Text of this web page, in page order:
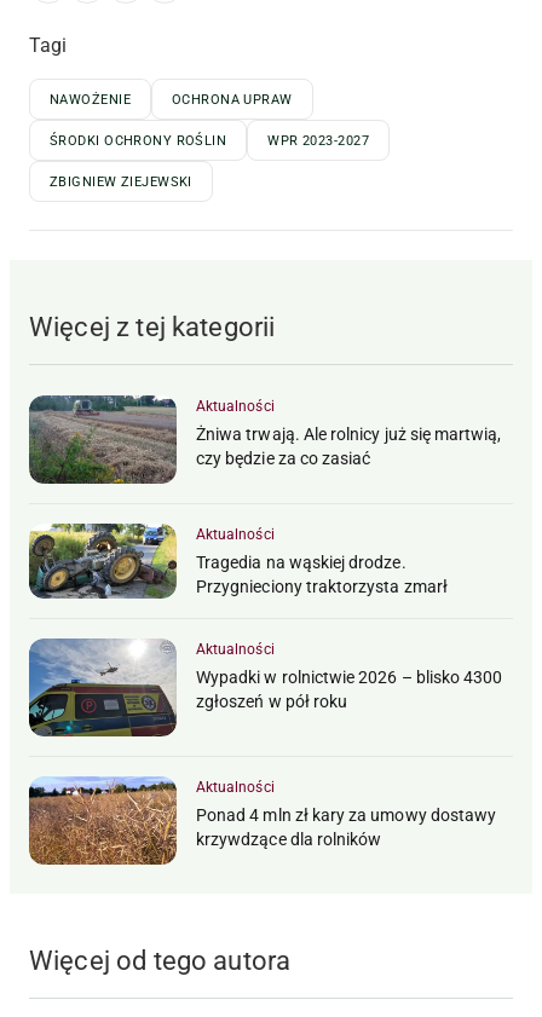
Tagi
NAWOŻENIE OCHRONA UPRAW
ŚRODKI OCHRONY ROŚLIN WPR 2023-2027
ZBIGNIEW ZIEJEWSKI
Więcej z tej kategorii
Aktualności
Żniwa trwają. Ale rolnicy już się martwią,
czy będzie za co zasiać
Aktualności
Tragedia na wąskiej drodze.
Przygnieciony traktorzysta zmarł
Aktualności
Wypadki w rolnictwie 2026 – blisko 4300
zgłoszeń w pół roku
Aktualności
Ponad 4 mln zł kary za umowy dostawy
krzywdzące dla rolników
Więcej od tego autora